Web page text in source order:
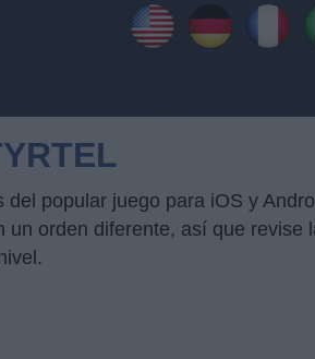
popular juego para iOS y
orden diferente, así que revise